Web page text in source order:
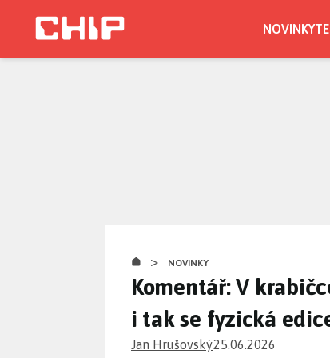
NOVINKY
> NOVINKY
Komentář: V
i tak se fyzická
Jan Hrušovský25.06.2026